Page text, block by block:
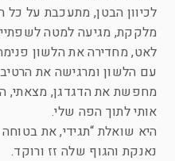
לכיוון הבטן, מתעכבת על
מלקקת, מגיעה למטה
לאט, מחדירה את הלשון
עם הלשון ומרגישה את
מחפשת את הדגדגן, מצאתי,
אותי לתוך הפה שלי.
היא שואלת “תגידי, את
נאנקת והגוף שלה זז ורוקד.